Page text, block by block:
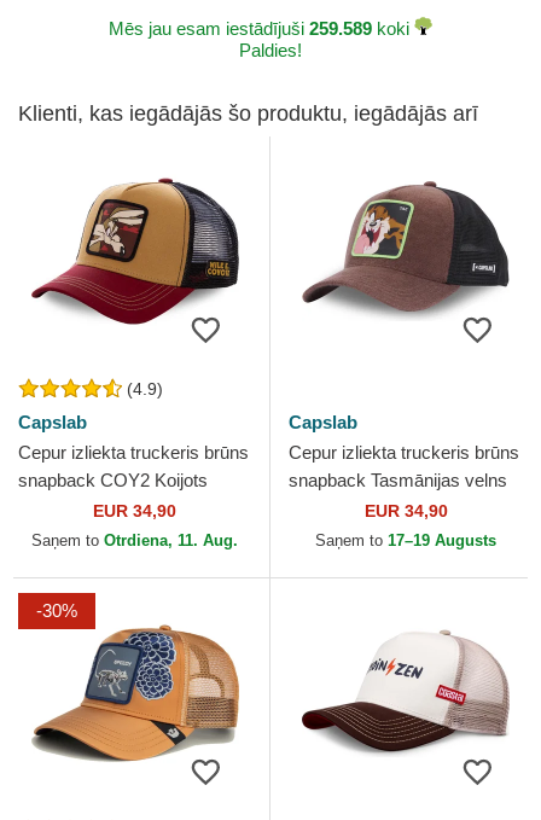
Mēs jau esam iestādījuši 259.589 koki
Paldies!
Klienti, kas iegādājās šo produktu, iegādājās arī
(4.9)
Capslab
Cepur izliekta truckeris brūns
snapback COY2 Koijots
Looney Tunes no Capslab
EUR 34,90
Saņem to Otrdiena, 11. Aug.
Capslab
Cepur izliekta truckeris brūns
snapback Tasmānijas velns
Looney Tunes no Capslab
EUR 34,90
Saņem to 17–19 Augusts
-30%